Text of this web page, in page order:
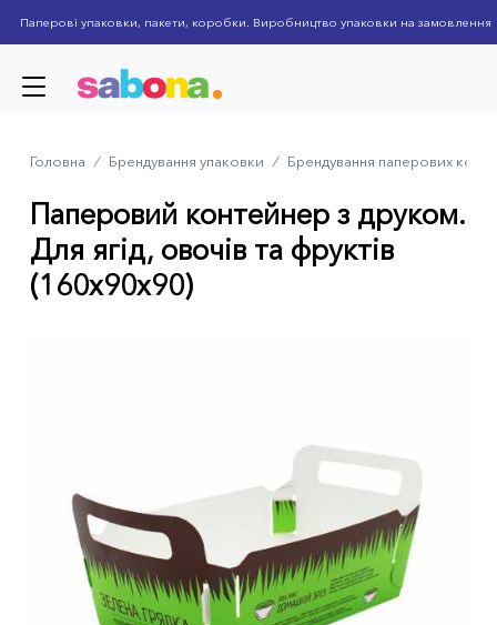
content
Паперові упаковки, пакети, коробки. Виробництво упаковки на замовлення
Головна ⁄ Брендування упаковки ⁄ Брендування паперових
Паперовий контейнер з друком.
Для ягід, овочів та фруктів
(160x90x90)